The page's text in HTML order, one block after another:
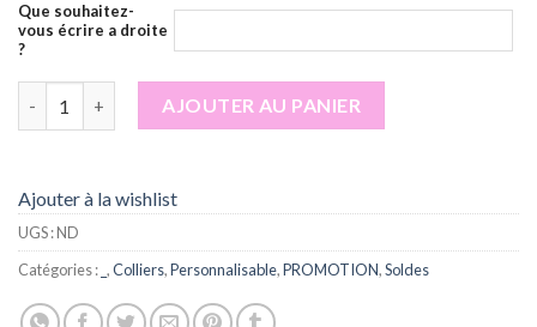
Que souhaitez-
vous écrire a droite
?
quantité de Collier personnalisé 3 prénoms
AJOUTER AU PANIER
Ajouter à la wishlist
UGS :ND
Catégories : ,Colliers,Personnalisable,PROMOTION,Soldes